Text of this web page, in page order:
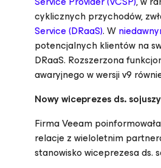
cyklicznych przychodów,
Service (DRaaS). W
potencjalnych klientów na
DRaaS. Rozszerzona
awaryjnego w wersji v9
Nowy wiceprezes ds.
Firma Veeam
relacje z wieloletnim
stanowisko wiceprezesa ds.